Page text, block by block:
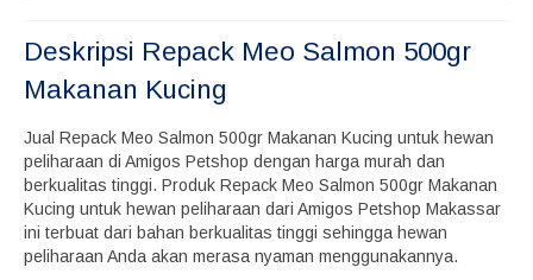
Deskripsi Repack Meo Salmon 500gr
Makanan Kucing
Jual Repack Meo Salmon 500gr Makanan Kucing untuk hewan
peliharaan di Amigos Petshop dengan harga murah dan
berkualitas tinggi. Produk Repack Meo Salmon 500gr Makanan
Kucing untuk hewan peliharaan dari Amigos Petshop Makassar
ini terbuat dari bahan berkualitas tinggi sehingga hewan
peliharaan Anda akan merasa nyaman menggunakannya.